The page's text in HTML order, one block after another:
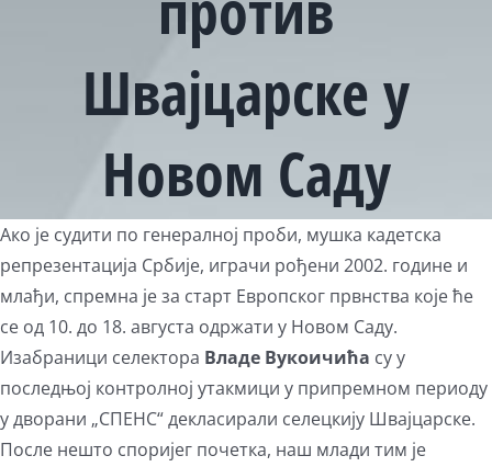
Швајцарске у
Новом Саду
View
Larger
Image
Ако је судити по генералној проби, мушка кадетска
репрезентација Србије, играчи рођени 2002. године и
млађи, спремна је за старт Европског првнства које ће
се од 10. до 18. августа одржати у Новом Саду.
Изабраници селектора Владе Вукоичића су у
последњој контролној утакмици у припремном периоду
у дворани „СПЕНС“ декласирали селецкију Швајцарске.
После нешто споријег почетка, наш млади тим је